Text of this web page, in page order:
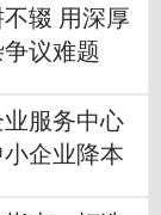
辍 用深厚
议难题
服务中心
企业降本